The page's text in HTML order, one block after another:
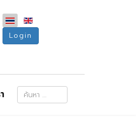
Login
การค้นหา